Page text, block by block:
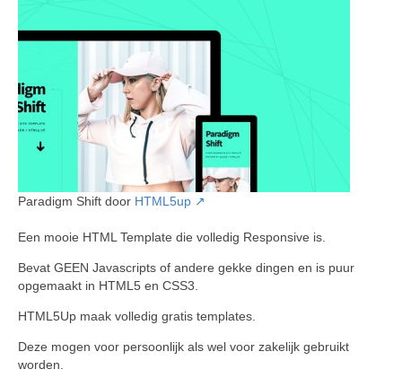
Paradigm Shift door HTML5up
Een mooie HTML Template die volledig Responsive is.
Bevat GEEN Javascripts of andere gekke dingen en is puur
opgemaakt in HTML5 en CSS3.
HTML5Up maak volledig gratis templates.
Deze mogen voor persoonlijk als wel voor zakelijk gebruikt
worden.